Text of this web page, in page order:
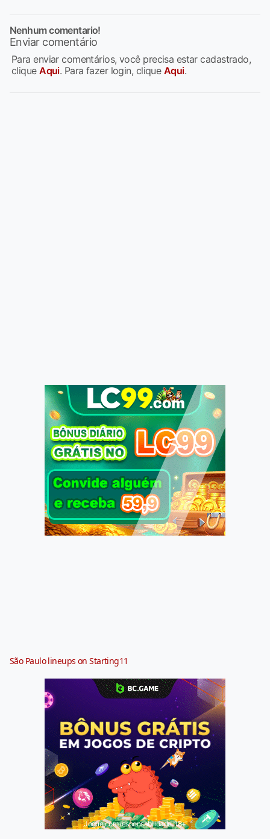
Nenhum comentario!
Enviar comentário
Para enviar comentários, você precisa estar cadastrado,
cliqueAqui. Para fazer login, clique Aqui.
São Paulo lineups on Starting11
Jogue com responsabilidade. 18+